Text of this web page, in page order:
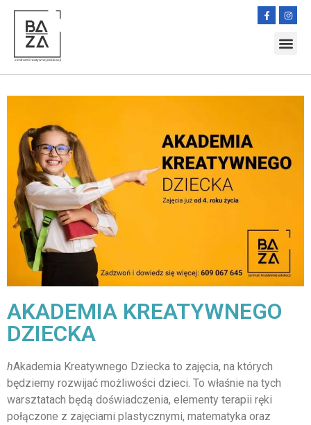
AKADEMIA KREATYWNEGO
DZIECKA
hAkademia Kreatywnego Dziecka to zajęcia, na których
będziemy rozwijać możliwości dzieci. To właśnie na tych
warsztatach będą doświadczenia, elementy terapii ręki
połączone z zajęciami plastycznymi, matematyka oraz